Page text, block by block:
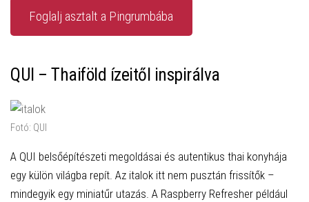
Foglalj asztalt a Pingrumbába
QUI – Thaiföld ízeitől inspirálva
Fotó: QUI
A QUI belsőépítészeti megoldásai és autentikus thai konyhája
egy külön világba repít. Az italok itt nem pusztán frissítők –
mindegyik egy miniatűr utazás. A Raspberry Refresher például